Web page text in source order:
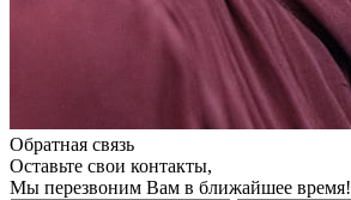
Обратная связь
Оставьте свои контакты,
Мы перезвоним Вам в ближайшее время!